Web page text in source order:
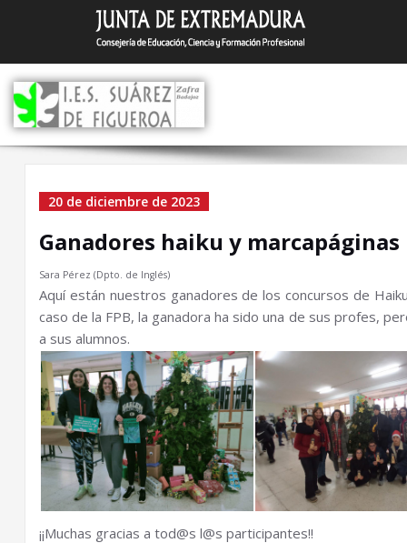
Saltar
contenido
Ganadores haiku y
marcapáginas
20 de diciembre de 2023
Ganadores haiku y marcapáginas
Sara Pérez (Dpto. de Inglés)
Aquí están nuestros ganadores de los concursos de
caso de la FPB, la ganadora ha sido una de sus profes,
a sus alumnos.
¡¡Muchas gracias a tod@s l@s participantes!!